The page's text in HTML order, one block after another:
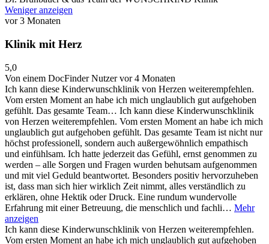
Weniger anzeigen
vor 3 Monaten
Klinik mit Herz
5,0
Von einem DocFinder Nutzervor 4 Monaten
Ich kann diese Kinderwunschklinik von Herzen weiterempfehlen.
Vom ersten Moment an habe ich mich unglaublich gut aufgehoben
gefühlt. Das gesamte Team… Ich kann diese Kinderwunschklinik
von Herzen weiterempfehlen. Vom ersten Moment an habe ich mich
unglaublich gut aufgehoben gefühlt. Das gesamte Team ist nicht nur
höchst professionell, sondern auch außergewöhnlich empathisch
und einfühlsam. Ich hatte jederzeit das Gefühl, ernst genommen zu
werden – alle Sorgen und Fragen wurden behutsam aufgenommen
und mit viel Geduld beantwortet. Besonders positiv hervorzuheben
ist, dass man sich hier wirklich Zeit nimmt, alles verständlich zu
erklären, ohne Hektik oder Druck. Eine rundum wundervolle
Erfahrung mit einer Betreuung, die menschlich und fachli… Mehr
anzeigen
Ich kann diese Kinderwunschklinik von Herzen weiterempfehlen.
Vom ersten Moment an habe ich mich unglaublich gut aufgehoben